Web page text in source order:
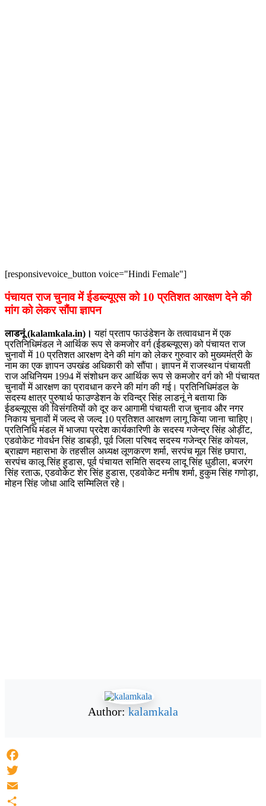
[responsivevoice_button voice="Hindi Female"]
पंचायत राज चुनाव में ईडब्ल्यूएस को 10 प्रतिशत आरक्षण देने की
मांग को लेकर सौंपा ज्ञापन
लाडनूं (kalamkala.in)। यहां प्रताप फाउंडेशन के तत्वावधान में एक
प्रतिनिधिमंडल ने आर्थिक रूप से कमजोर वर्ग (ईडब्ल्यूएस) को पंचायत राज
चुनावों में 10 प्रतिशत आरक्षण देने की मांग को लेकर गुरुवार को मुख्यमंत्री के
नाम का एक ज्ञापन उपखंड अधिकारी को सौंपा। ज्ञापन में राजस्थान पंचायती
राज अधिनियम 1994 में संशोधन कर आर्थिक रूप से कमजोर वर्ग को भी पंचायत
चुनावों में आरक्षण का प्रावधान करने की मांग की गई‌। प्रतिनिधिमंडल के
सदस्य क्षात्र पुरुषार्थ फाउण्डेशन के रविन्द्र सिंह लाडनूं ने बताया कि
ईडब्ल्यूएस की विसंगतियों को दूर कर आगामी पंचायती राज चुनाव और नगर
निकाय चुनावों में जल्द से जल्द 10 प्रतिशत आरक्षण लागू किया जाना चाहिए।
प्रतिनिधि मंडल में भाजपा प्रदेश कार्यकारिणी के सदस्य गजेन्द्र सिंह ओड़ींट,
एडवोकेट गोवर्धन सिंह डाबड़ी, पूर्व जिला परिषद सदस्य गजेन्द्र सिंह कोयल,
ब्राह्मण महासभा के तहसील अध्यक्ष लूणकरण शर्मा, सरपंच मूल सिंह छपारा,
सरपंच कालू सिंह हुडास, पूर्व पंचायत समिति सदस्य लादू सिंह धुडीला, बजरंग
सिंह रताऊ, एडवोकेट शेर सिंह हुडास, एडवोकेट मनीष शर्मा, हुकुम सिंह गणोड़ा,
मोहन सिंह जोधा आदि सम्मिलित रहे।
Author: kalamkala
Facebook
Twitter
Email